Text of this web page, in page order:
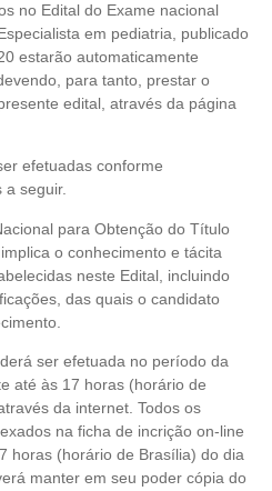
no Edital do Exame nacional
em pediatria, publicado
estarão automaticamente
para tanto, prestar o
edital, através da página
efetuadas conforme
a seguir.
para Obtenção do Título
o conhecimento e tácita
neste Edital, incluindo
das quais o candidato
ser efetuada no período da
até às 17 horas (horário de
da internet. Todos os
na ficha de incrição on-line
horas (horário de Brasília) do dia
manter em seu poder cópia do